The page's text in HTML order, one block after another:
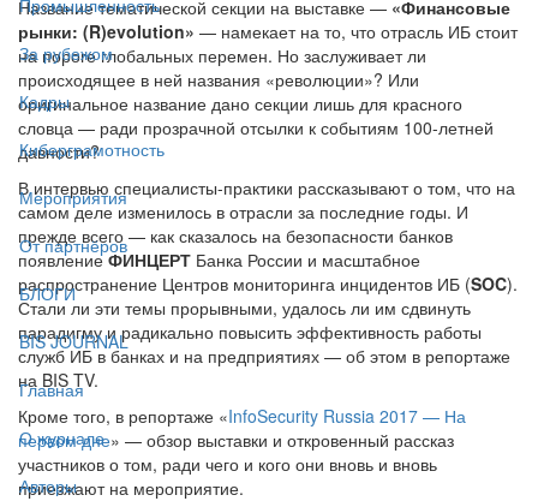
Промышленность
За рубежом
Кадры
Киберграмотность
Мероприятия
От партнёров
БЛОГИ
BIS JOURNAL
Главная
О журнале
Авторы
Название тематической секции на выставке — «Финансовые
рынки: (R)evolution» — намекает на то, что отрасль ИБ стоит
на пороге глобальных перемен. Но заслуживает ли
происходящее в ней названия «революции»? Или
оригинальное название дано секции лишь для красного
словца — ради прозрачной отсылки к событиям 100-летней
давности?
В интервью специалисты-практики рассказывают о том, что на
самом деле изменилось в отрасли за последние годы. И
прежде всего — как сказалось на безопасности банков
появлениеФИНЦЕРТ Банка России и масштабное
распространение Центров мониторинга инцидентов ИБ (SOC).
Стали ли эти темы прорывными, удалось ли им сдвинуть
парадигму и радикально повысить эффективность работы
служб ИБ в банках и на предприятиях — об этом в репортаже
на BIS TV.
Кроме того, в репортаже «InfoSecurity Russia 2017 — На
первом дне» — обзор выставки и откровенный рассказ
участников о том, ради чего и кого они вновь и вновь
приезжают на мероприятие.